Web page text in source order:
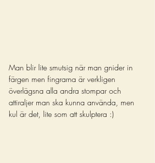
Man blir lite smutsig när man gnider in
färgen men fingrarna är verkligen
överlägsna alla andra stompar och
attiraljer man ska kunna använda, men
kul är det, lite som att skulptera :)